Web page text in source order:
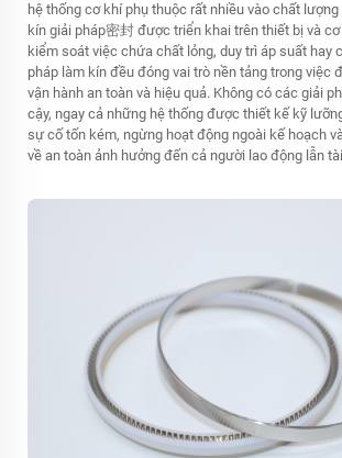
hệ thống cơ khí phụ thuộc rất nhiều vào chất
kín giải pháp密封 được triển khai trên thiết bị và
kiểm soát việc chứa chất lỏng, duy trì áp suất hay
pháp làm kín đều đóng vai trò nền tảng trong việc
vận hành an toàn và hiệu quả. Không có các giải
cậy, ngay cả những hệ thống được thiết kế kỹ
sự cố tốn kém, ngừng hoạt động ngoài kế hoạch
về an toàn ảnh hưởng đến cả người lao động lẫn